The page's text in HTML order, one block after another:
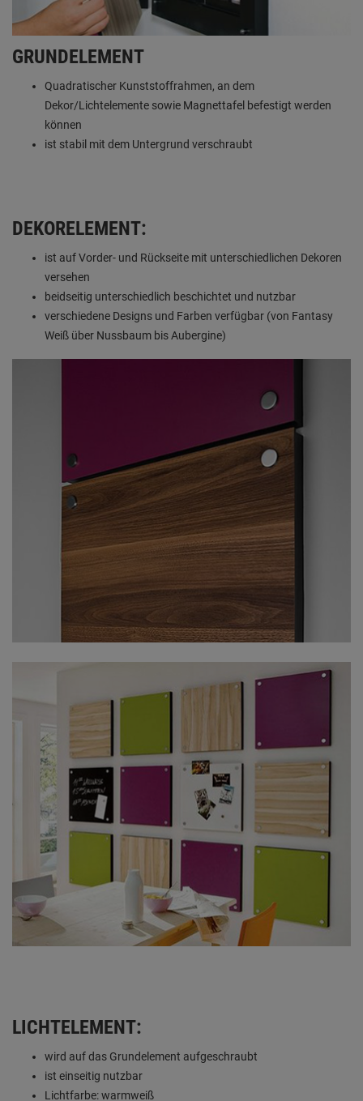
GRUNDELEMENT
Quadratischer Kunststoffrahmen, an dem
Dekor/Lichtelemente sowie Magnettafel befestigt werden
können
ist stabil mit dem Untergrund verschraubt
DEKORELEMENT:
ist auf Vorder- und Rückseite mit unterschiedlichen Dekoren
versehen
beidseitig unterschiedlich beschichtet und nutzbar
verschiedene Designs und Farben verfügbar (von Fantasy
Weiß über Nussbaum bis Aubergine)
LICHTELEMENT:
wird auf das Grundelement aufgeschraubt
ist einseitig nutzbar
Lichtfarbe: warmweiß